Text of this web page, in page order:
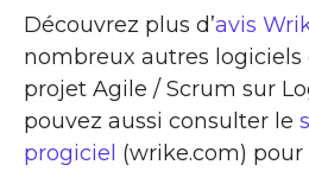
Découvrez plus d’avis
nombreux autres logiciels
projet Agile / Scrum sur
pouvez aussi consulter le
progiciel (wrike.com)